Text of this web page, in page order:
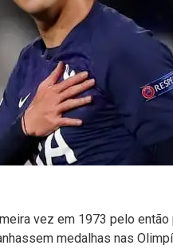
vez em 1973 pelo
medalhas nas